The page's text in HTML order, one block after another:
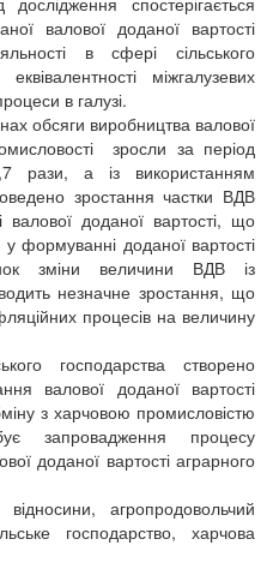
валової доданої вартості
в сфері сільського
міжгалузевих
в галузі.
обсяги виробництва валової
зросли за період
а із використанням
зростання частки ВДВ
валової доданої вартості, що
формуванні доданої вартості
зміни величини ВДВ із
незначне зростання, що
процесів на величину
господарства створено
валової доданої вартості
з харчовою промисловістю
запровадження процесу
доданої вартості аграрного
відносини, агропродовольчий
господарство, харчова